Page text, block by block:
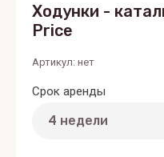
Ходунки -
Price
Артикул: нет
Срок аренды